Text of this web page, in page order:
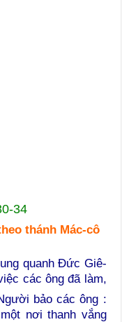
34
thánh Mác-cô
quanh Đức Giê-
các ông đã làm,
bảo các ông :
nơi thanh vắng